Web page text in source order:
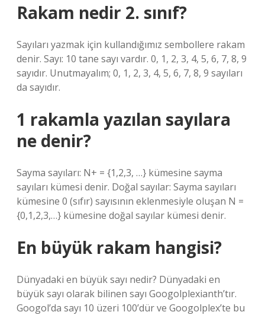
Rakam nedir 2. sınıf?
Sayıları yazmak için kullandığımız sembollere rakam
denir. Sayı: 10 tane sayı vardır. 0, 1, 2, 3, 4, 5, 6, 7, 8, 9
sayıdır. Unutmayalım; 0, 1, 2, 3, 4, 5, 6, 7, 8, 9 sayıları
da sayıdır.
1 rakamla yazılan sayılara
ne denir?
Sayma sayıları: N+ = {1,2,3, …} kümesine sayma
sayıları kümesi denir. Doğal sayılar: Sayma sayıları
kümesine 0 (sıfır) sayısının eklenmesiyle oluşan N =
{0,1,2,3,…} kümesine doğal sayılar kümesi denir.
En büyük rakam hangisi?
Dünyadaki en büyük sayı nedir? Dünyadaki en
büyük sayı olarak bilinen sayı Googolplexianth’tır.
Googol’da sayı 10 üzeri 100’dür ve Googolplex’te bu